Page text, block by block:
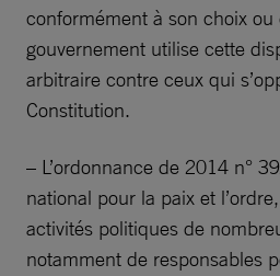
conformément à son choix
gouvernement utilise cette
arbitraire contre ceux qui
Constitution.
– L’ordonnance de 2014 n°
national pour la paix et
activités politiques de
notamment de responsables